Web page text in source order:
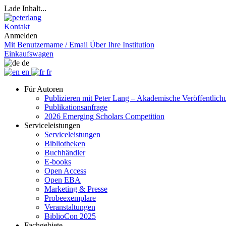
Lade Inhalt...
Kontakt
Anmelden
Mit Benutzername / Email Über Ihre Institution
Einkaufswagen
de
en
fr
Für Autoren
Publizieren mit Peter Lang – Akademische
Publikationsanfrage
2026 Emerging Scholars Competition
Serviceleistungen
Serviceleistungen
Bibliotheken
Buchhändler
E-books
Open Access
Open EBA
Marketing & Presse
Probeexemplare
Veranstaltungen
BiblioCon 2025